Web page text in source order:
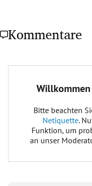
Kommentare